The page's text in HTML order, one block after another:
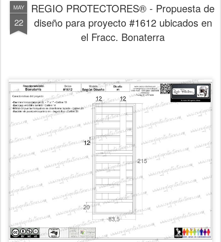
MAY
22
REGIO PROTECTORES® - Propuesta de
diseño para proyecto #1612 ubicados en
el Fracc. Bonaterra